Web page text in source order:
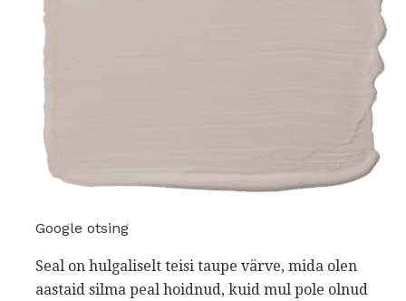
Google otsing
Seal on hulgaliselt teisi taupe värve, mida olen
aastaid silma peal hoidnud, kuid mul pole olnud